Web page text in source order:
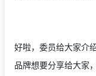
好啦，委员给大家介
品牌想要分享给大家